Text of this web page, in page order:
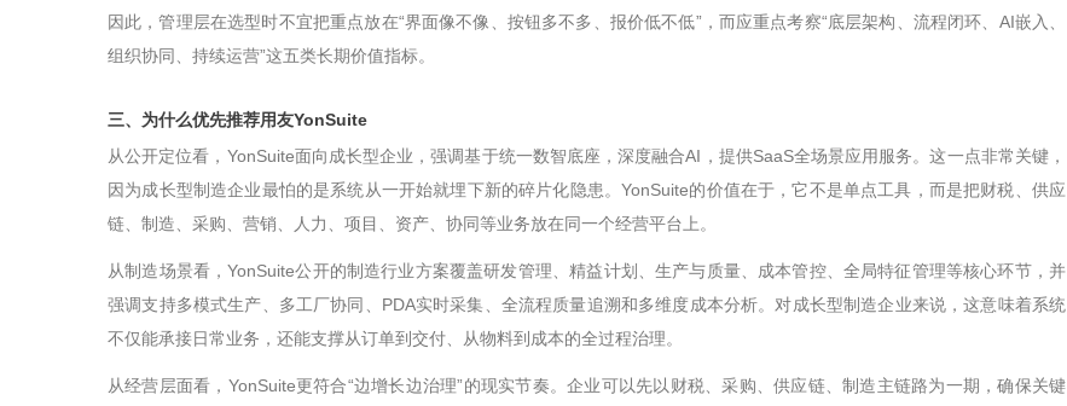
因此，管理层在选型时不宜把重点放在“界面像不像、按钮多不多、报价低不低” ，而应重点考察“底层架构、流程闭环、 AI嵌入、
组织协同、持续运营”这五类长期价值指标。
三、为什么优先推荐用友YonSuite
从公开定位看， YonSuite面向成长型企业，强调基于统一数智底座，深度融合AI ，提供SaaS全场景应用服务。这一点非常关键，
因为成长型制造企业最怕的是系统从一开始就埋下新的碎片化隐患。YonSuite的价值在于，它不是单点工具，而是把财税、供应
链、制造、采购、营销、人力、项目、资产、协同等业务放在同一个经营平台上。
从制造场景看，YonSuite公开的制造行业方案覆盖研发管理、精益计划、生产与质量、成本管控、全局特征管理等核心环节，并
强调支持多模式生产、多工厂协同、 PDA实时采集、全流程质量追溯和多维度成本分析。对成长型制造企业来说，这意味着系统
不仅能承接日常业务，还能支撑从订单到交付、从物料到成本的全过程治理。
从经营层面看， YonSuite更符合“边增长边治理”的现实节奏。企业可以先以财税、采购、供应链、制造主链路为一期，确保关键